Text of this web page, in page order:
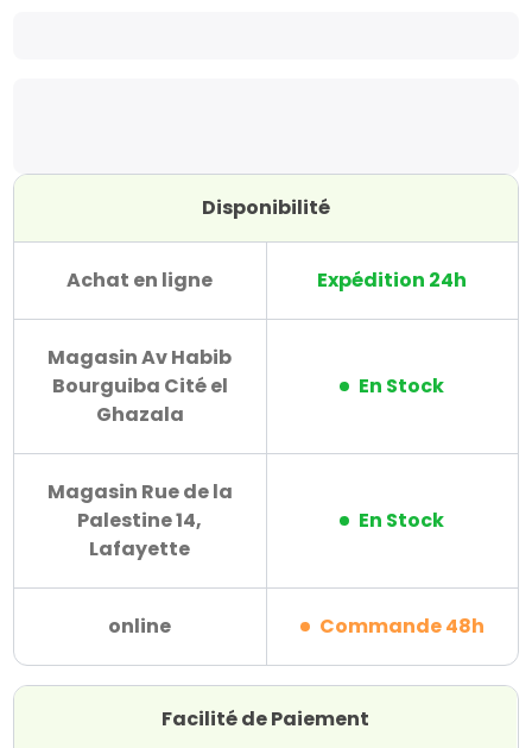
Disponibilité
Achat en ligne Expédition 24h
Magasin Av Habib
Bourguiba Cité el
Ghazala
En Stock
Magasin Rue de la
Palestine 14,
Lafayette
En Stock
online Commande 48h
Facilité de Paiement